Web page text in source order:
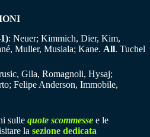
: Neuer; Kimmich, Dier, Kim,
Muller, Musiala; Kane. All. Tuchel
Gila, Romagnoli, Hysaj;
Felipe Anderson, Immobile,
sulle quote scommesse e le
la sezione dedicata